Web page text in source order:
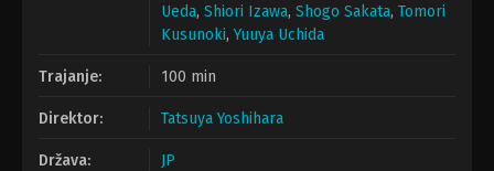
Ueda, Shiori Izawa, Shogo Sakata, Tomori
Kusunoki,Yuuya Uchida
Trajanje: 100 min
Direktor: Tatsuya Yoshihara
Država: JP